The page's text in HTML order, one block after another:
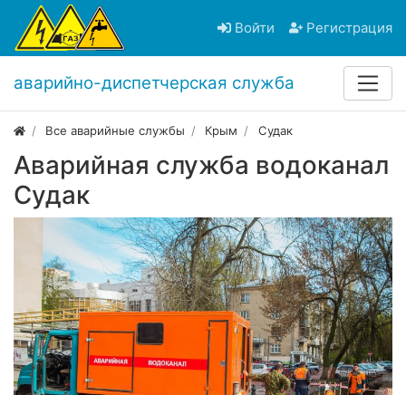
Войти Регистрация
аварийно-диспетчерская служба
Все аварийные службы Крым Судак
Аварийная служба водоканал
Судак